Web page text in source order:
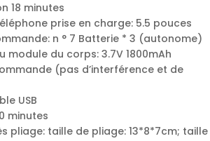
18 minutes
prise en charge: 5.5 pouces
n ° 7 Batterie * 3 (autonome)
module du corps: 3.7V 1800mAh
(pas d’interférence et de
USB
minutes
pliage: taille de pliage: 13*8*7cm; taille